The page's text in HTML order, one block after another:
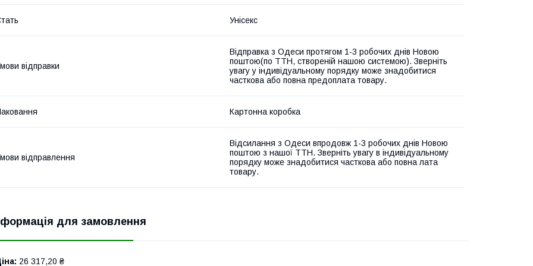
Унісекс
відправки
Відправка з Одеси протягом 1-3 робочих днів Новою
поштою(по ТТН, створеній нашою системою). Зверніть
увагу у індивідуальному порядку може знадобитися
часткова або повна предоплата товару.
Картонна коробка
відправлення
Відсилання з Одеси впродовж 1-3 робочих днів Новою
поштою з нашої ТТН. Зверніть увагу в індивідуальному
порядку може знадобитися часткова або повна лата
товару.
для замовлення
26 317,20 ₴